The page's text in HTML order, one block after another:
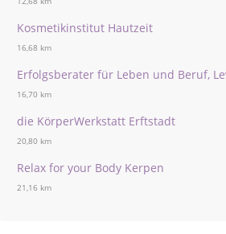
Kosmetikinstitut Hautzeit
16,68 km
Erfolgsberater für Leben und Beruf,
16,70 km
die KörperWerkstatt Erftstadt
20,80 km
Relax for your Body Kerpen
21,16 km